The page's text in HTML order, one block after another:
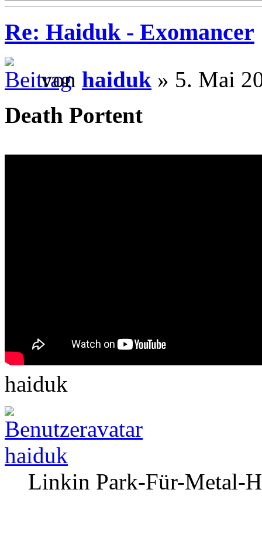
Re: Haiduk - Exomancer
von haiduk » 5. Mai
Death Portent
haiduk
haiduk
Linkin Park-Für-Metal-